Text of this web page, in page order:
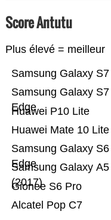
Score Antutu
Plus élevé = meilleur
Alcatel Pop C7
Gionee S6 Pro
Samsung Galaxy A5
(2017)
Samsung Galaxy S6
Edge
Huawei Mate 10 Lite
Huawei P10 Lite
Samsung Galaxy S7
Edge
Samsung Galaxy S7